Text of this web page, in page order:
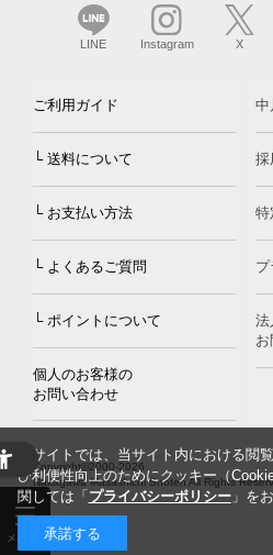
LINE Instagram X
ご利用ガイド
└ 送料について
└ お支払い方法
└ よくあるご質問
└ ポイントについて
個人のお客様の
お問い合わせ
中
採
特
法
Copyright©2000-2026
Nakagawa Masashichi Shoten All Rights
当サイトでは、当サイト内における閲
び利便性向上のためにクッキー（
関しては「 プライバシーポリシー」を
承諾する